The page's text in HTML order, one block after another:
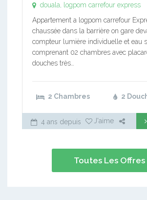
douala, logpom carrefour express
Appartement a logpom carrefour
chaussée dans la barrière on gare
compteur lumière individuelle et eau
comprenant 02 chambres avec
douches très…
2 Chambres 2
4 ans depuis J'aime
Toutes Les Offres